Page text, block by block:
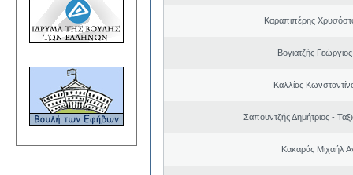
Καραπιπέρης
Βογιατζής
Καλλίας
Σαπουντζής Δημήτριος -
Κακαράς Μιχαήλ